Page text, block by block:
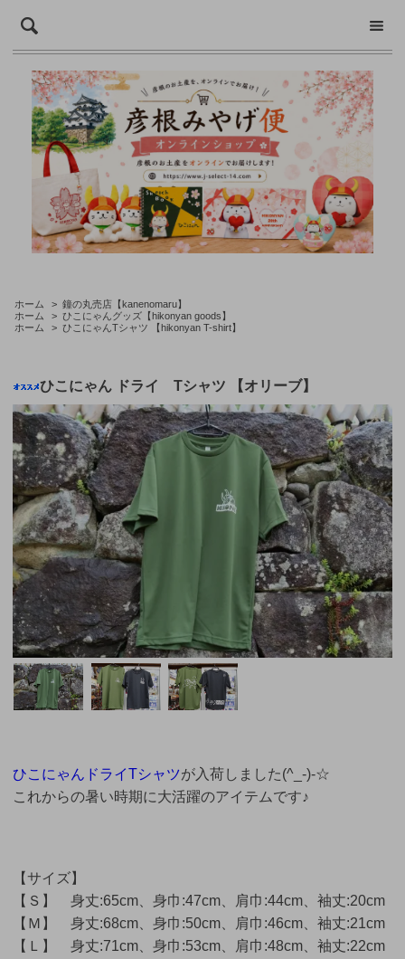
ホーム > 鐘の丸売店【kanenomaru】
ホーム
> ひこにゃんグッズ【hikonyan goods】
ホーム
> ひこにゃんTシャツ 【hikonyan T-shirt】
ひこにゃん ドライ Tシャツ 【オリーブ】
ひこにゃんドライTシャツが入荷しました(^_-)-☆
これからの暑い時期に大活躍のアイテムです♪
【サイズ】
【Ｓ】 身丈:65cm、身巾:47cm、肩巾:44cm、袖丈:20cm
【Ｍ】 身丈:68cm、身巾:50cm、肩巾:46cm、袖丈:21cm
【Ｌ】 身丈:71cm、身巾:53cm、肩巾:48cm、袖丈:22cm